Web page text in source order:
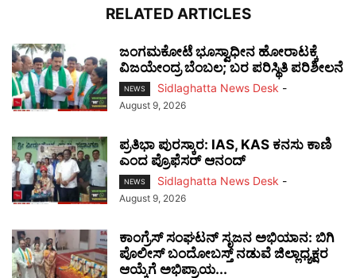
RELATED ARTICLES
ಜಂಗಮಕೋಟೆ ಭೂಸ್ವಾಧೀನ ಹೋರಾಟಕ್ಕೆ
ವಿಜಯೇಂದ್ರ ಬೆಂಬಲ; ಬರ ಪರಿಸ್ಥಿತಿ ಪರಿಶೀಲನೆ
NEWS Sidlaghatta News Desk -
August 9, 2026
ಪ್ರತಿಭಾ ಪುರಸ್ಕಾರ: IAS, KAS ಕನಸು ಕಾಣಿ
ಎಂದ ಪ್ರೊಫೆಸರ್ ಆನಂದ್
NEWS Sidlaghatta News Desk -
August 9, 2026
ಕಾಂಗ್ರೆಸ್ ಸಂಘಟನ್ ಸೃಜನ ಅಭಿಯಾನ: ಬಿಗಿ
ಪೊಲೀಸ್ ಬಂದೋಬಸ್ತ್ ನಡುವೆ ಜಿಲ್ಲಾಧ್ಯಕ್ಷರ
ಆಯ್ಕೆಗೆ ಅಭಿಪ್ರಾಯ...